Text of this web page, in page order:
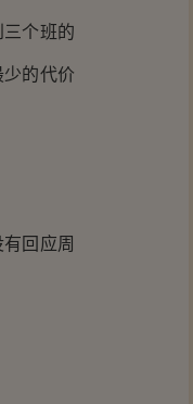
个班的
的代价
回应周